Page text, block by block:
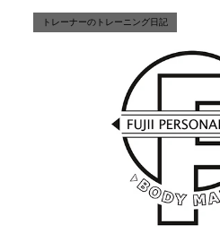
トレーナーのトレーニング日記